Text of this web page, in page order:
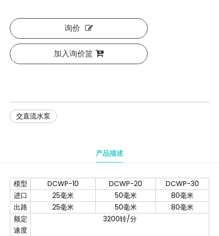
询价
加入询价篮
交直流水泵
产品描述
模型 DCWP-10 DCWP-20
DCWP-30
进口
25毫米 50毫米
80毫米
出路
25毫米 50毫米
80毫米
额定
速度
3200转/分